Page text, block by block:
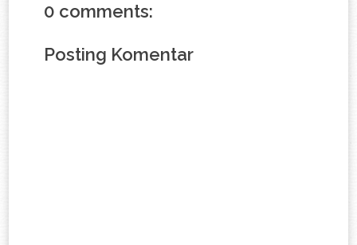
0 comments:
Posting Komentar